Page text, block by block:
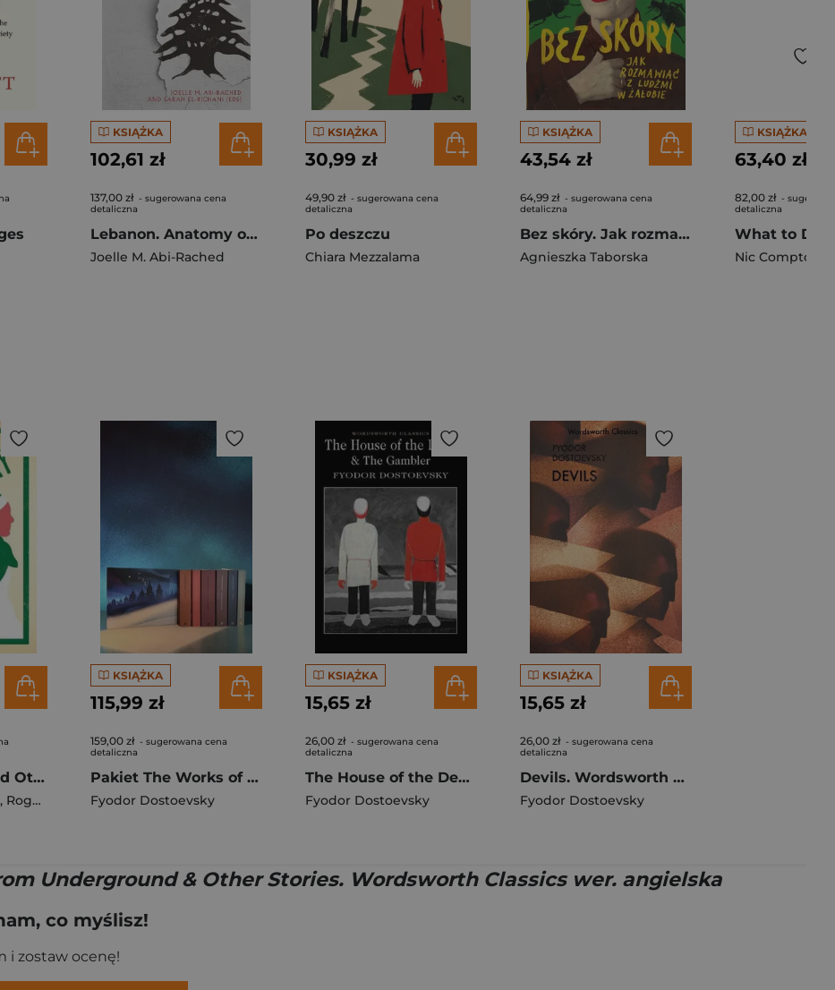
KSIĄŻKA
102,61 zł
137,00 zł - sugerowana cena
detaliczna
Lebanon. Anatomy of a Collapse
Joelle M. Abi-Rached
KSIĄŻKA
30,99 zł
49,90 zł - sugerowana cena
detaliczna
Po deszczu
Chiara Mezzalama
KSIĄŻKA
43,54 zł
64,99 zł - sugerowana cena
detaliczna
Bez skóry. Jak rozmawiać z ludźmi w żałobie
Agnieszka Taborska
KSIĄŻKA
63,40 zł
82,00 zł -
detaliczna
Nic Compton
White Nights and Other Stories
, Roger Cockrell
KSIĄŻKA
115,99 zł
159,00 zł - sugerowana cena
detaliczna
Pakiet The Works of Dostoevsky. Wordsworth Box Sets wer. angielska
Fyodor Dostoevsky
KSIĄŻKA
15,65 zł
26,00 zł - sugerowana cena
detaliczna
The House of the Dead / The Gambler. Wordsworth Classics wer. angielska
Fyodor Dostoevsky
KSIĄŻKA
15,65 zł
26,00 zł - sugerowana cena
detaliczna
Devils. Wordsworth Classics wer. angielska
Fyodor Dostoevsky
Underground & Other Stories. Wordsworth Classics wer. angielska
co myślisz!
i zostaw ocenę!